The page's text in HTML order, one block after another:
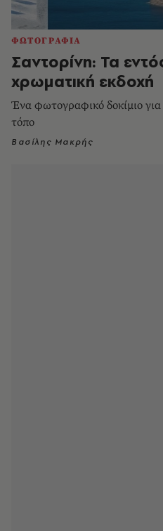
ΦΩΤΟΓΡΑΦΙΑ
Σαντορίνη: Τα
χρωματική εκδοχή
Ένα φωτογραφικό δοκίμιο
τόπο
Βασίλης Μακρής